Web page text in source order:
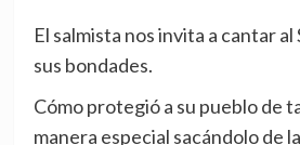
El salmista nos invita a cantar
sus bondades.
Cómo protegió a su pueblo de
manera especial sacándolo de